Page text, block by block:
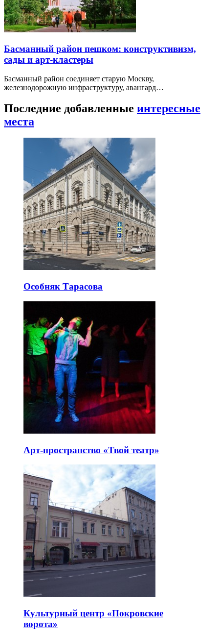
Басманный район пешком: конструктивизм,
сады и арт-кластеры
Басманный район соединяет старую Москву,
железнодорожную инфраструктуру, авангард…
Последние добавленные интересные
места
Особняк Тарасова
Арт-пространство «Твой театр»
Культурный центр «Покровские
ворота»